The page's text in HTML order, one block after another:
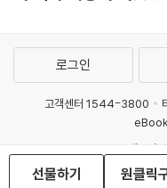
선물하기 원클릭
로그인
고객센터 1544-3800
eBook
예스이
이용약관
개